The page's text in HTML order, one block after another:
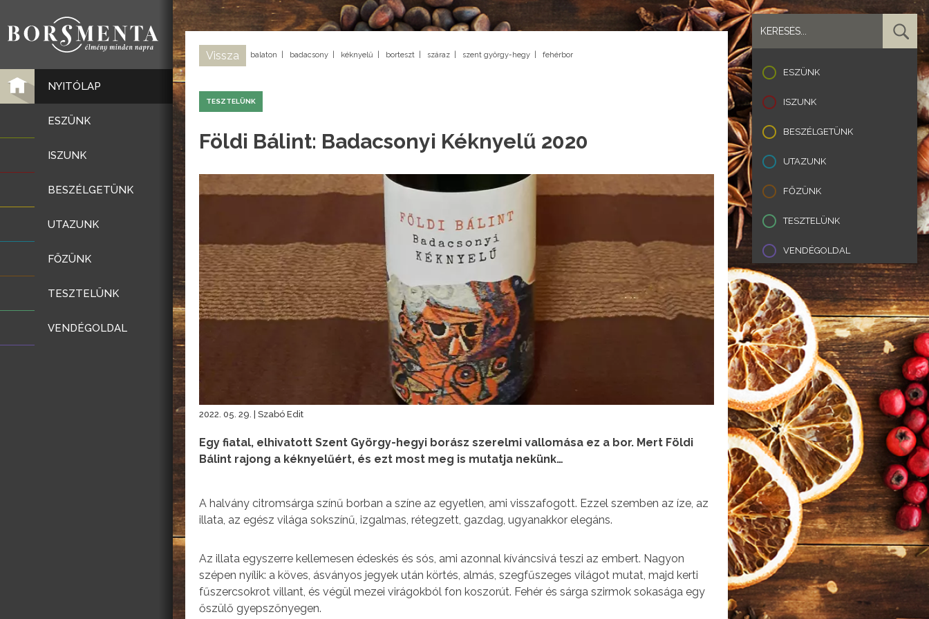
NYITÓLAP
ESZÜNK
ISZUNK
BESZÉLGETÜNK
UTAZUNK
FŐZÜNK
TESZTELÜNK
VENDÉGOLDAL
Vissza balaton badacsony kéknyelű borteszt száraz szent györgy-hegy fehérbor
TESZTELÜNK
Földi Bálint: Badacsonyi Kéknyelű 2020
2022. 05. 29. | Szabó Edit
Egy fiatal, elhivatott Szent György-hegyi borász szerelmi vallomása ez a bor. Mert Földi
Bálint rajong a kéknyelűért, és ezt most meg is mutatja nekünk…
A halvány citromsárga színű borban a színe az egyetlen, ami visszafogott. Ezzel szemben az íze, az
illata, az egész világa sokszínű, izgalmas, rétegzett, gazdag, ugyanakkor elegáns.
Az illata egyszerre kellemesen édeskés és sós, ami azonnal kíváncsivá teszi az embert. Nagyon
szépen nyílik: a köves, ásványos jegyek után körtés, almás, szegfűszeges világot mutat, majd kerti
fűszercsokrot villant, és végül mezei virágokból fon koszorút. Fehér és sárga szirmok sokasága egy
őszülő gyepszőnyegen.
ESZÜNK
ISZUNK
BESZÉLGETÜNK
UTAZUNK
FŐZÜNK
TESZTELÜNK
VENDÉGOLDAL